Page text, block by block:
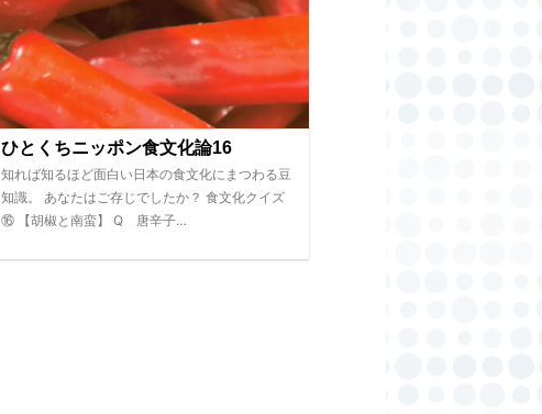
ひとくちニッポン食文化論16
知れば知るほど面白い日本の食文化にまつわる豆
知識。 あなたはご存じでしたか？ 食文化クイズ
⑯ 【胡椒と南蛮】 Q 唐辛子…